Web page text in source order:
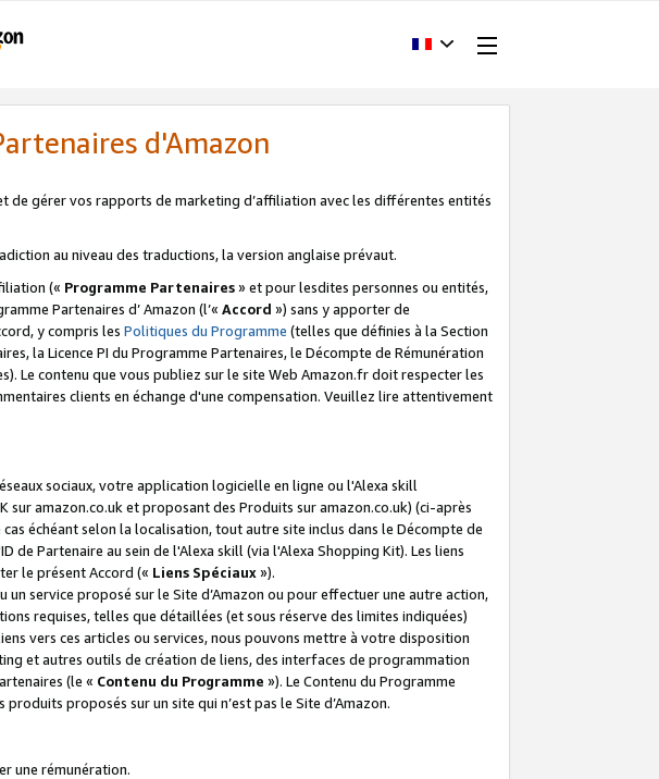
d'Amazon
de gérer vos rapports de marketing d’affiliation avec les différentes entités
au niveau des traductions, la version anglaise prévaut.
(« Programme Partenaires» et pour lesdites personnes ou entités,
Partenaires d’ Amazon (l’« Accord ») sans y apporter de
y compris les Politiques du Programme (telles que définies à la Section
la Licence PI du Programme Partenaires, le Décompte de Rémunération
Le contenu que vous publiez sur le site Web Amazon.fr doit respecter les
clients en échange d'une compensation. Veuillez lire attentivement
sociaux, votre application logicielle en ligne ou l'Alexa skill
amazon.co.uk et proposant des Produits sur amazon.co.uk) (ci-après
cas échéant selon la localisation, tout autre site inclus dans le Décompte de
de Partenaire au sein de l'Alexa skill (via l'Alexa Shopping Kit). Les liens
le présent Accord (« Liens Spéciaux»).
service proposé sur le Site d’Amazon ou pour effectuer une autre action,
requises, telles que détaillées (et sous réserve des limites indiquées)
vers ces articles ou services, nous pouvons mettre à votre disposition
et autres outils de création de liens, des interfaces de programmation
(le « Contenu du Programme »). Le Contenu du Programme
proposés sur un site qui n’est pas le Site d’Amazon.
une rémunération.